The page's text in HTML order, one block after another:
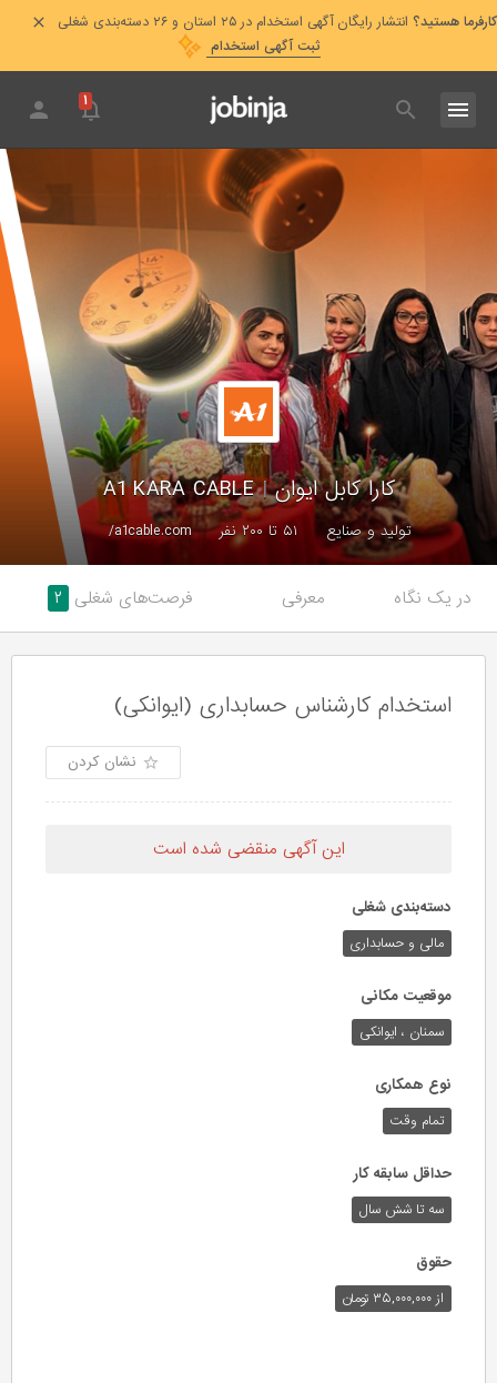
کارفرما هستید؟ انتشار رایگان آگهی استخدام در ۲۵ استان و ۲۶ دسته‌بندی شغلی
ثبت آگهی استخدام
۱
کارا کابل ایوان|
A1 KARA CABLE
تولید و صنایع ۵۱ تا ۲۰۰ نفر a1cable.com/
در یک نگاه معرفی فرصت‌های شغلی ۲
استخدام کارشناس حسابداری (ایوانکی)
نشان کردن
این آگهی منقضی شده است
دسته‌بندی شغلی
مالی و حسابداری
موقعیت مکانی
سمنان ، ایوانکی
نوع همکاری
تمام وقت
حداقل سابقه کار
سه تا شش سال
حقوق
از ۳۵,۰۰۰,۰۰۰ تومان